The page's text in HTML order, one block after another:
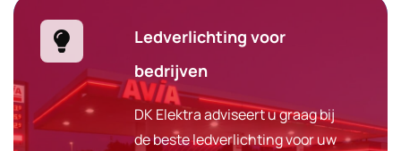
Ledverlichting voor
bedrijven
DK Elektra adviseert u graag bij
de beste ledverlichting voor uw